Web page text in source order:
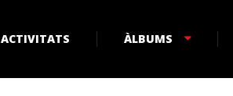
ACTIVITATS ÀLBUMS